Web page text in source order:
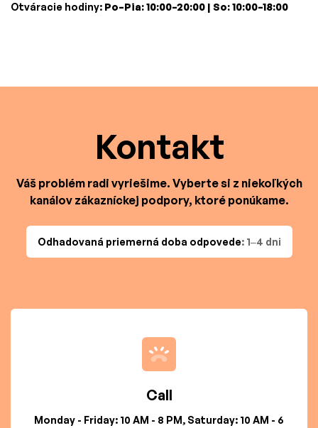
Otváracie hodiny: Po–Pia: 10:00–20:00 | So: 10:00–18:00
Kontakt
Váš problém radi vyriešime. Vyberte si z niekoľkých
kanálov zákazníckej podpory, ktoré ponúkame.
Odhadovaná priemerná doba odpovede: 1–4 dni
Call
Monday - Friday: 10 AM - 8 PM, Saturday: 10 AM - 6